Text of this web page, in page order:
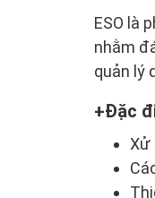
ESO là
nhằm
quản lý
Đặc
Xử